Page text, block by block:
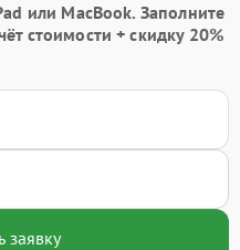
или MacBook. Заполните
стоимости +скидку 20%
заявку